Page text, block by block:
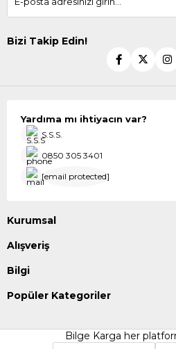
Bizi Takip Edin!
Yardıma mı ihtiyacın var?
S.S.S.
0850 305 3401
[email protected]
Kurumsal
Alışveriş
Bilgi
Popüler Kategoriler
Bilge Karga her